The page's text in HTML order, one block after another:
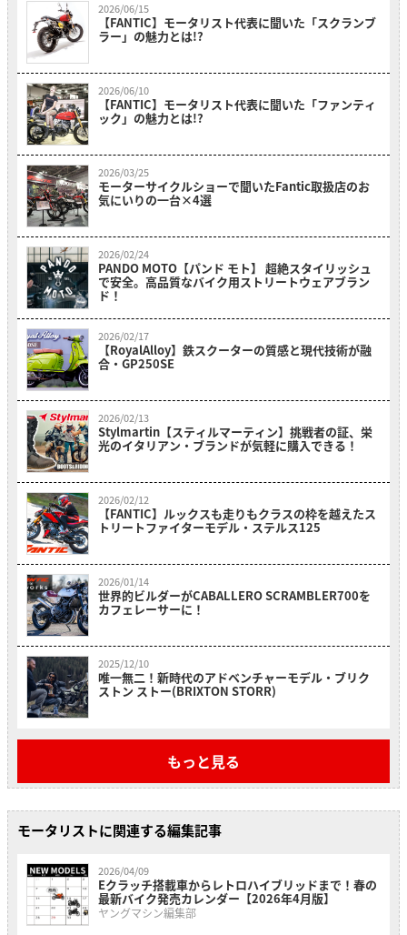
2026/06/15
【FANTIC】モータリスト代表に聞いた「スクランブ
ラー」の魅力とは!?
2026/06/10
【FANTIC】モータリスト代表に聞いた「ファンティ
ック」の魅力とは!?
2026/03/25
モーターサイクルショーで聞いたFantic取扱店のお
気にいりの一台×4選
2026/02/24
PANDO MOTO【パンド モト】 超絶スタイリッシュ
で安全。高品質なバイク用ストリートウェアブラン
ド！
2026/02/17
【RoyalAlloy】鉄スクーターの質感と現代技術が融
合・GP250SE
2026/02/13
Stylmartin【スティルマーティン】挑戦者の証、栄
光のイタリアン・ブランドが気軽に購入できる！
2026/02/12
【FANTIC】ルックスも走りもクラスの枠を越えたス
トリートファイターモデル・ステルス125
2026/01/14
世界的ビルダーがCABALLERO SCRAMBLER700を
カフェレーサーに！
2025/12/10
唯一無二！新時代のアドベンチャーモデル・ブリク
ストン ストー(BRIXTON STORR)
もっと見る
モータリストに関連する編集記事
2026/04/09
Eクラッチ搭載車からレトロハイブリッドまで！春の
最新バイク発売カレンダー【2026年4月版】
ヤングマシン編集部